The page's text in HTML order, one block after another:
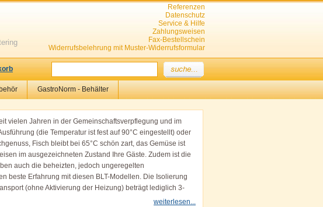
vielen Jahren in der Gemeinschaftsverpflegung und im
(die Temperatur ist fest auf 90°C eingestellt) oder
Fisch bleibt bei 65°C schön zart, das Gemüse ist
im ausgezeichneten Zustand Ihre Gäste. Zudem ist die
auch die beheizten, jedoch ungeregelten
beste Erfahrung mit diesen BLT-Modellen. Die Isolierung
(ohne Aktivierung der Heizung) beträgt lediglich 3-
weiterlesen...
Referenzen
Datenschutz
Service & Hilfe
Zahlungsweisen
Fax-Bestellschein
Widerrufsbelehrung mit Muster-Widerrufsformular
GastroNorm - Behälter